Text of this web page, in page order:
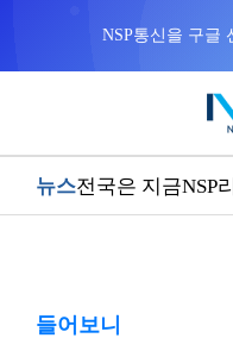
NSP통신을 구글
뉴스전국은 지금NSP
들어보니